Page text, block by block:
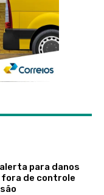
para danos
de controle